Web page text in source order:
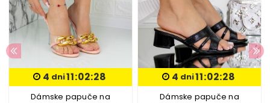
4 dni11:02:27
Dámske papuče na
4 dni11:02:27
Dámske papuče na